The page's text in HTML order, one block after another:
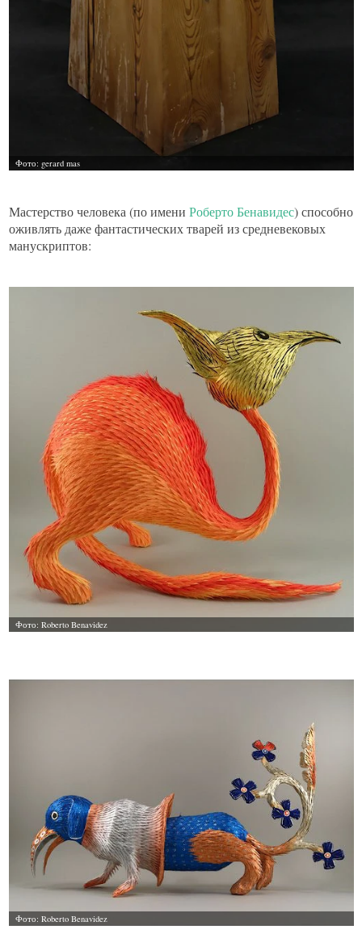
Мастерство человека (по имени Роберто Бенавидес) способно
оживлять даже фантастических тварей из средневековых
манускриптов: